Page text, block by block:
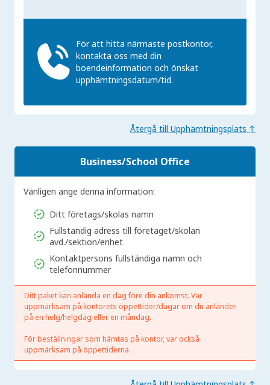
För att hitta närmaste postkontor,
kontakta oss med din
boendeinformation och önskat
upphämtningsdatum/tid.
Återgå till Upphämtningsplats ↑
Business/School Office
Vänligen ange denna information:
Ditt företags/skolas namn
Fullständig adress till företaget/skolan
avd./sektion/enhet
Kontaktpersons fullständiga namn och
telefonnummer
Ditt paket kan anlända en dag före din ankomst. Var
uppmärksam på kontorets öppettider/dagar om du anländer
på en helg/helgdag eller en måndag.
För beställningar som hämtas på kontor, var också
uppmärksam på öppettiderna.